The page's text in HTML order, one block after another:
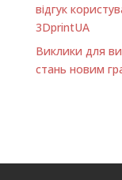
відгук
3DprintUA
Виклики для
стань новим